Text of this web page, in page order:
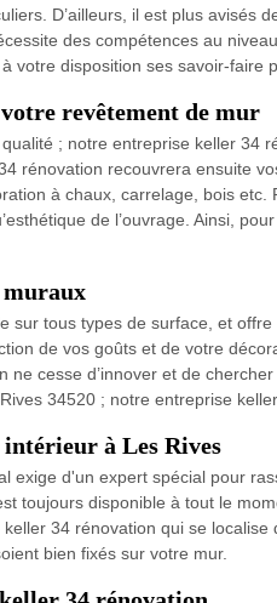
D’ailleurs, il est plus
des compétences au
votre disposition ses savoir-faire
revêtement de mur
; notre entreprise keller 34
rénovation recouvrera ensuite
à chaux, carrelage, bois etc.
de l’ouvrage. Ainsi,
muraux
sur tous types de surface, et
de vos goûts et de votre
ne cesse d’innover et de
34520 ; notre entreprise
à Les Rives
exige d'un expert spécial pour
toujours disponible à tout le
34 rénovation qui se
bien fixés sur votre mur.